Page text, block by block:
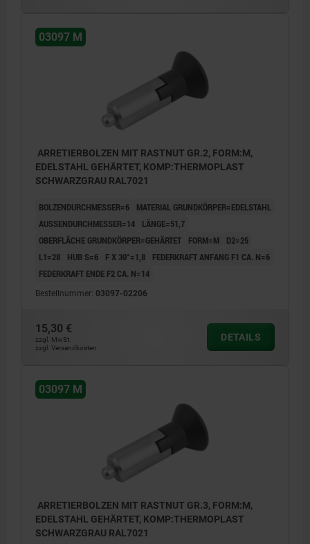
03097 M
ARRETIERBOLZEN MIT RASTNUT GR.2, FORM:M,
EDELSTAHL GEHÄRTET, KOMP:THERMOPLAST
SCHWARZGRAU RAL7021
BOLZENDURCHMESSER=6
MATERIAL GRUNDKÖRPER=EDELSTAHL
AUSSENDURCHMESSER=14
LÄNGE=51,7
OBERFLÄCHE GRUNDKÖRPER=GEHÄRTET
FORM=M
D2=25
L1=28
HUB S=6 F X 30°=1,8
FEDERKRAFT ANFANG F1 CA. N=6
FEDERKRAFT ENDE F2 CA. N=14
Bestellnummer: 03097-02206
15,30 €
zzgl. MwSt.
zzgl. Versandkosten
DETAILS
03097 M
ARRETIERBOLZEN MIT RASTNUT GR.3, FORM:M,
EDELSTAHL GEHÄRTET, KOMP:THERMOPLAST
SCHWARZGRAU RAL7021